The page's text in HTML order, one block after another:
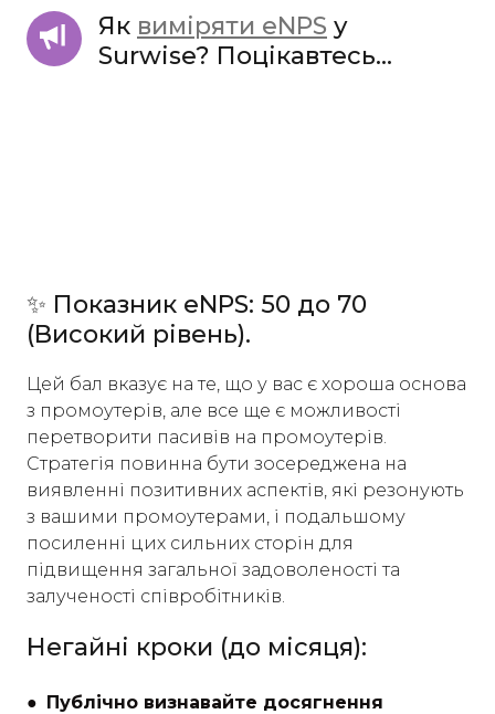
Як виміряти eNPS у
Surwise? Поцікавтесь...
✨ Показник eNPS: 50 до 70
(Високий рівень).
Цей бал вказує на те, що у вас є хороша основа
з промоутерів, але все ще є можливості
перетворити пасивів на промоутерів.
Стратегія повинна бути зосереджена на
виявленні позитивних аспектів, які резонують
з вашими промоутерами, і подальшому
посиленні цих сильних сторін для
підвищення загальної задоволеності та
залученості співробітників.
Негайні кроки (до місяця):
● Публічно визнавайте досягнення